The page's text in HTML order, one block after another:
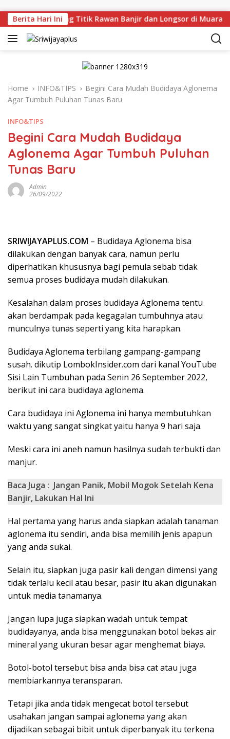
Berita Hari Ini
Langsung Titik Rawan Banjir dan Longsor di Muara
Home INFO&TIPS
Begini Cara Mudah Budidaya Aglonema
Agar Tumbuh Puluhan Tunas Baru
INFO&TIPS
Begini Cara Mudah Budidaya
Aglonema Agar Tumbuh Puluhan
Tunas Baru
Admin
26/09/2022
SRIWIJAYAPLUS.COM – Budidaya Aglonema bisa
dilakukan dengan banyak cara, namun perlu
diperhatikan khususnya bagi pemula sebab tidak
semua proses budidaya mudah dilakukan.
Kesalahan dalam proses budidaya Aglonema tentu
akan berdampak pada kegagalan tumbuhnya atau
munculnya tunas seperti yang kita harapkan.
Budidaya Aglonema terbilang gampang-gampang
susah. dikutip LombokInsider.com dari kanal YouTube
Sisi Lain Tumbuhan pada Senin 26 September 2022,
berikut ini cara budidaya aglonema.
Cara budidaya ini Aglonema ini hanya membutuhkan
waktu yang sangat singkat yaitu hanya 9 hari saja.
Meski cara ini aneh namun hasilnya sudah terbukti dan
manjur.
Baca Juga : Jangan Panik, Mobil Mogok Setelah Kena
Banjir, Lakukan Hal Ini
Hal pertama yang harus anda siapkan adalah tanaman
aglonema itu sendiri, anda bisa memilih jenis apapun
yang anda sukai.
Selain itu, siapkan juga pasir kali dengan dimensi yang
tidak terlalu kecil atau besar, pasir itu akan digunakan
untuk media tanamanya.
Jangan lupa juga siapkan wadah untuk tempat
budidayanya, anda bisa menggunakan botol bekas air
mineral yang ukuran besar agar menghemat biaya.
Botol-botol tersebut bisa anda bisa cat atau juga
membiarkannya teransparan.
Tetapi jika anda tidak mengecat botol tersebut
usahakan jangan sampai aglonema yang akan
dijadikan sebagai bibit untuk diperbanyak itu terkena